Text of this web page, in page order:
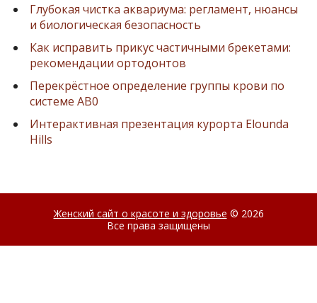
Глубокая чистка аквариума: регламент, нюансы
и биологическая безопасность
Как исправить прикус частичными брекетами:
рекомендации ортодонтов
Перекрёстное определение группы крови по
системе AB0
Интерактивная презентация курорта Elounda
Hills
Женский сайт о красоте и здоровье © 2026
Все права защищены